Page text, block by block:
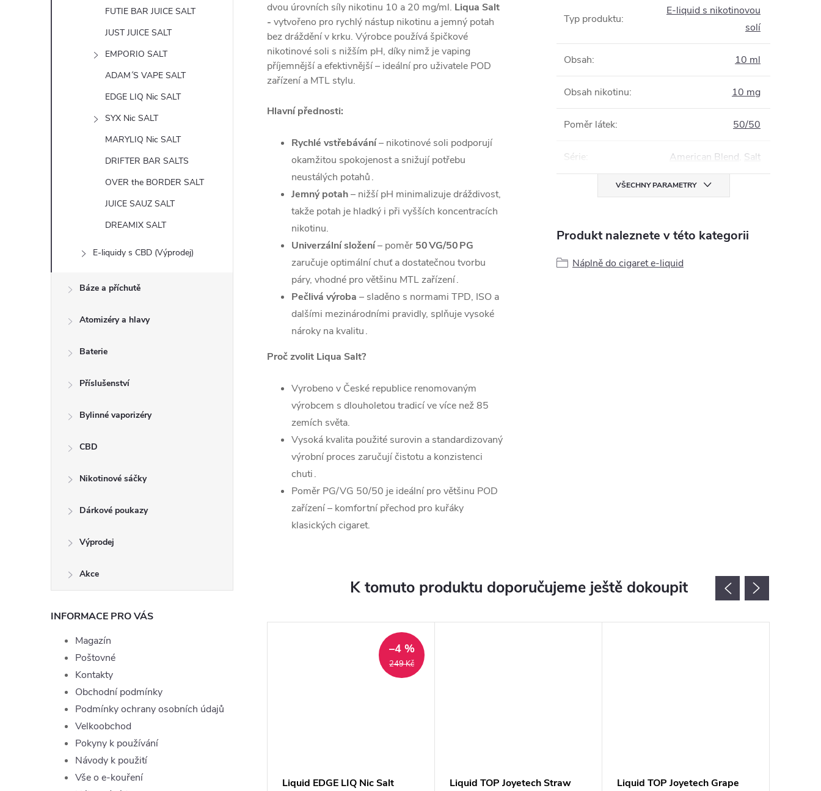
FUTIE BAR JUICE SALT
JUST JUICE SALT
EMPORIO SALT
ADAM´S VAPE SALT
EDGE LIQ Nic SALT
SYX Nic SALT
MARYLIQ Nic SALT
DRIFTER BAR SALTS
OVER the BORDER SALT
JUICE SAUZ SALT
DREAMIX SALT
E-liquidy s CBD (Výprodej)
Báze a příchutě
Atomizéry a hlavy
Baterie
Příslušenství
Bylinné vaporizéry
CBD
Nikotinové sáčky
Dárkové poukazy
Výprodej
Akce
INFORMACE PRO VÁS
Magazín
Poštovné
Kontakty
Obchodní podmínky
Podmínky ochrany osobních údajů
Velkoobchod
Pokyny k používání
Návody k použití
Vše o e-kouření
dvou úrovních síly nikotinu 10 a 20 mg/ml. Liqua Salt
- vytvořeno pro rychlý nástup nikotinu a jemný potah
bez dráždění v krku. Výrobce používá špičkové
nikotinové soli s nižším pH, díky nimž je vaping
příjemnější a efektivnější – ideální pro uživatele POD
zařízení a MTL stylu.
Hlavní přednosti:
Rychlé vstřebávání– nikotinové soli podporují
okamžitou spokojenost a snižují potřebu
neustálých potahů .
Jemný potah– nižší pH minimalizuje dráždivost,
takže potah je hladký i při vyšších koncentracích
nikotinu.
Univerzální složení– poměr 50 VG/50 PG
zaručuje optimální chuť a dostatečnou tvorbu
páry, vhodné pro většinu MTL zařízení .
Pečlivá výroba – sladěno s normami TPD, ISO a
dalšími mezinárodními pravidly, splňuje vysoké
nároky na kvalitu .
Proč zvolit Liqua Salt?
Vyrobeno v České republice renomovaným
výrobcem s dlouholetou tradicí ve více než 85
zemích světa.
Vysoká kvalita použité surovin a standardizovaný
výrobní proces zaručují čistotu a konzistenci
chuti .
Poměr PG/VG 50/50 je ideální pro většinu POD
zařízení – komfortní přechod pro kuřáky
klasických cigaret.
Typ produktu:
E-liquid s nikotinovou
solí
Obsah: 10 ml
Obsah nikotinu: 10 mg
Poměr látek: 50/50
Série: American Blend Salt
VŠECHNY PARAMETRY
Produkt naleznete v této kategorii
Náplně do cigaret e-liquid
K tomuto produktu doporučujeme ještě dokoupit
Peach
Liquid EDGE LIQ Nic Salt
249 Kč
–4 %
Liquid EDGE LIQ Nic Salt
Liquid TOP Joyetech Straw
Liquid TOP Joyetech Grape